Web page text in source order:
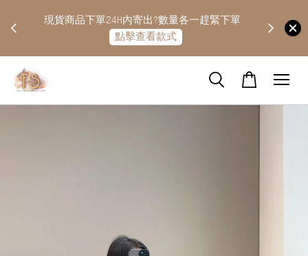
現貨商品下單24H內寄出?數量各一趕緊下單
點擊查看款式